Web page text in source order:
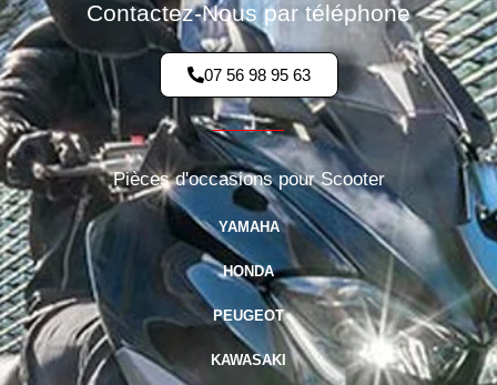
Contactez-Nous par téléphone
07 56 98 95 63
Pièces d'occasions pour Scooter
YAMAHA
HONDA
PEUGEOT
KAWASAKI